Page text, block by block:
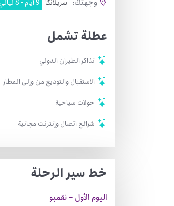
وجهتك: سريلانكا 9 أيام - 8 ليالي
عطلة تشمل
تذاكر الطيران الدولي
الاستقبال والتوديع من وإلى المطار
جولات سياحية
شرائح اتصال وإنترنت مجانية
خط سير الرحلة
اليوم الأول – نقمبو